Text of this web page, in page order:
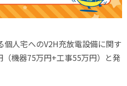
人宅へのV2H充放電設備に関す
機器75万円+工事55万円）と発